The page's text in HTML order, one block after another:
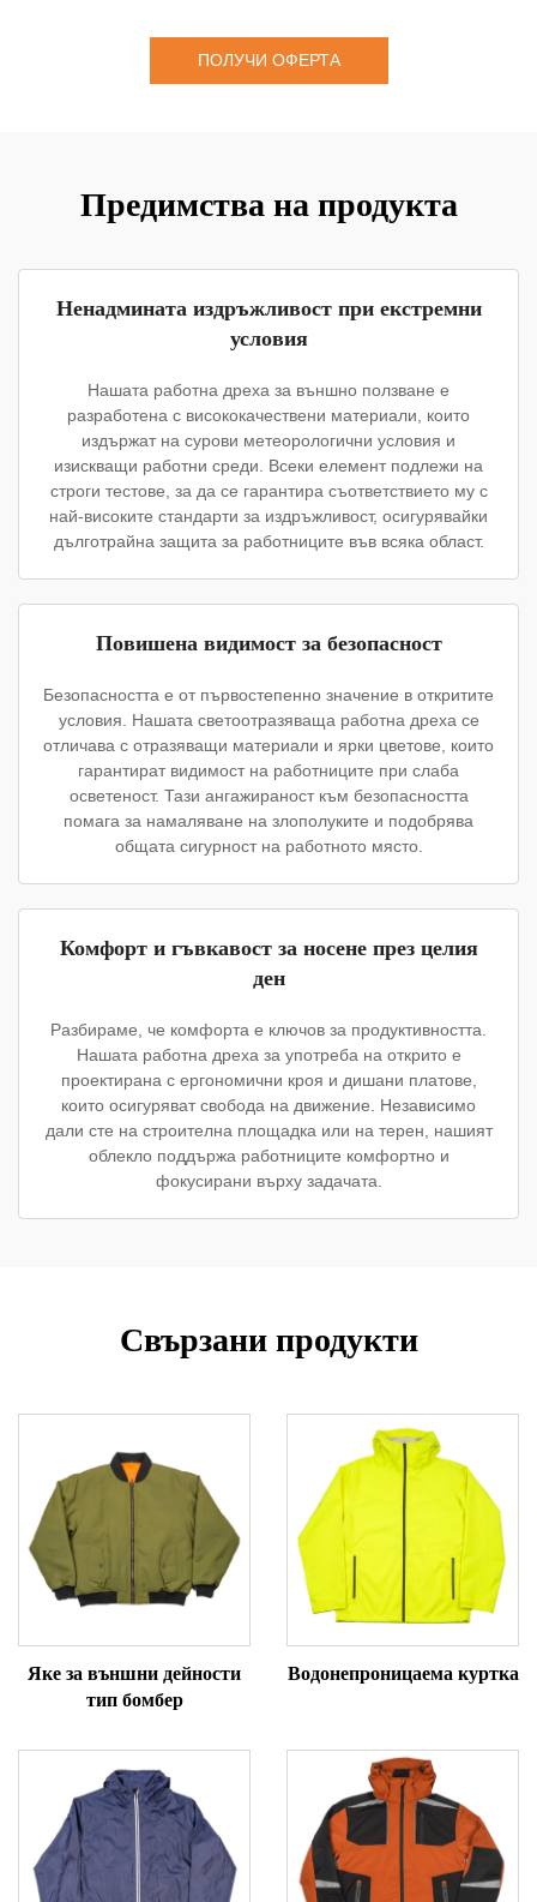
ПОЛУЧИ ОФЕРТА
Предимства на продукта
Ненадмината издръжливост при екстремни
условия
Нашата работна дреха за външно ползване е
разработена с висококачествени материали, които
издържат на сурови метеорологични условия и
изискващи работни среди. Всеки елемент подлежи на
строги тестове, за да се гарантира съответствието му с
най-високите стандарти за издръжливост, осигурявайки
дълготрайна защита за работниците във всяка област.
Повишена видимост за безопасност
Безопасността е от първостепенно значение в откритите
условия. Нашата светоотразяваща работна дреха се
отличава с отразяващи материали и ярки цветове, които
гарантират видимост на работниците при слаба
осветеност. Тази ангажираност към безопасността
помага за намаляване на злополуките и подобрява
общата сигурност на работното място.
Комфорт и гъвкавост за носене през целия
ден
Разбираме, че комфорта е ключов за продуктивността.
Нашата работна дреха за употреба на открито е
проектирана с ергономични кроя и дишани платове,
които осигуряват свобода на движение. Независимо
дали сте на строителна площадка или на терен, нашият
облекло поддържа работниците комфортно и
фокусирани върху задачата.
Свързани продукти
Яке за външни дейности
тип бомбер
Водонепроницаема куртка